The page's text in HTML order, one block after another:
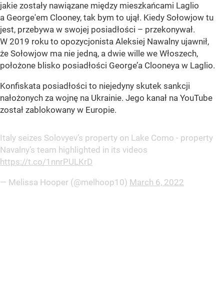
jakie zostały nawiązane między mieszkańcami Laglio
a George'em Clooney, tak bym to ujął. Kiedy Sołowjow tu
jest, przebywa w swojej posiadłości – przekonywał.
W 2019 roku to opozycjonista Aleksiej Nawalny ujawnił,
że Sołowjow ma nie jedną, a dwie wille we Włoszech,
położone blisko posiadłości George’a Clooneya w Laglio.
Konfiskata posiadłości to niejedyny skutek sankcji
nałożonych za wojnę na Ukrainie. Jego kanał na YouTube
został zablokowany w Europie.
Italy seizes Solovyev’s property on Lake Como - property
Navalny’s team highlighted in its videos
https://t.co/1nnrPULKrD
— Melissa Hooper (@melhoop10) March 6, 2022